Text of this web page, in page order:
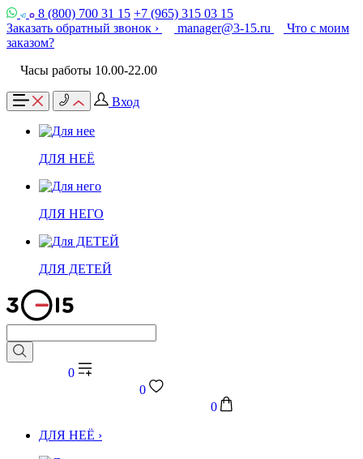
8 (800) 700 31 15 +7 (965) 315 03 15
Заказать обратный звонок ›
manager@3-15.ru
Что с моим
заказом?
Часы работы 10.00-22.00
Вход
ДЛЯ НЕЁ
ДЛЯ НЕГО
ДЛЯ ДЕТЕЙ
0
0
0
ДЛЯ НЕЁ ›